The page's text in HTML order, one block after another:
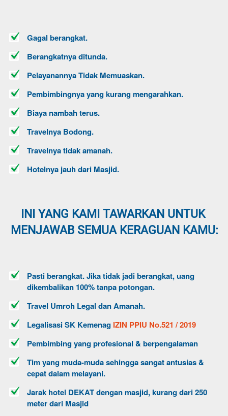
Gagal berangkat.
Berangkatnya ditunda.
Pelayanannya Tidak Memuaskan.
Pembimbingnya yang kurang mengarahkan.
Biaya nambah terus.
Travelnya Bodong.
Travelnya tidak amanah.
Hotelnya jauh dari Masjid.
INI YANG KAMI TAWARKAN UNTUK
MENJAWAB SEMUA KERAGUAN KAMU:
Pasti berangkat. Jika tidak jadi berangkat, uang
dikembalikan 100% tanpa potongan.
Travel Umroh Legal dan Amanah.
Legalisasi SK Kemenag IZIN PPIU No.521 / 2019
Pembimbing yang profesional & berpengalaman
Tim yang muda-muda sehingga sangat antusias &
cepat dalam melayani.
Jarak hotel DEKAT dengan masjid, kurang dari 250
meter dari Masjid